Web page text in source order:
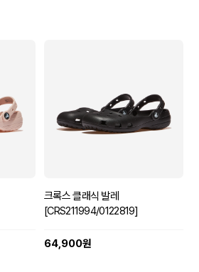
크록스 클래식 발레
[CRS211994/0122819]
64,900원